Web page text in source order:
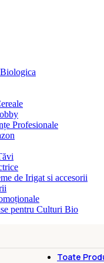
Profesionale
de Irigat si accesorii
pentru Culturi Bio
Toate